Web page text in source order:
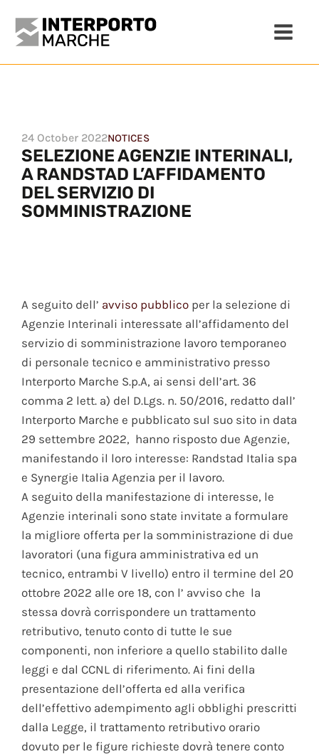
24 October 2022NOTICES
SELEZIONE AGENZIE INTERINALI,
A RANDSTAD L’AFFIDAMENTO
DEL SERVIZIO DI
SOMMINISTRAZIONE
A seguito dell’ avviso pubblico per la selezione di
Agenzie Interinali interessate all’affidamento del
servizio di somministrazione lavoro temporaneo
di personale tecnico e amministrativo presso
Interporto Marche S.p.A, ai sensi dell’art. 36
comma 2 lett. a) del D.Lgs. n. 50/2016, redatto dall’
Interporto Marche e pubblicato sul suo sito in data
29 settembre 2022, hanno risposto due Agenzie,
manifestando il loro interesse: Randstad Italia spa
e Synergie Italia Agenzia per il lavoro.
A seguito della manifestazione di interesse, le
Agenzie interinali sono state invitate a formulare
la migliore offerta per la somministrazione di due
lavoratori (una figura amministrativa ed un
tecnico, entrambi V livello) entro il termine del 20
ottobre 2022 alle ore 18, con l’ avviso che la
stessa dovrà corrispondere un trattamento
retributivo, tenuto conto di tutte le sue
componenti, non inferiore a quello stabilito dalle
leggi e dal CCNL di riferimento. Ai fini della
presentazione dell’offerta ed alla verifica
dell’effettivo adempimento agli obblighi prescritti
dalla Legge, il trattamento retributivo orario
dovuto per le figure richieste dovrà tenere conto